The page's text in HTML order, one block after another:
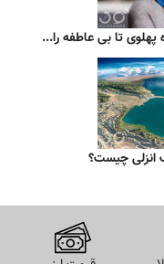
پهلوی تا بی عاطفه را...
چیست؟